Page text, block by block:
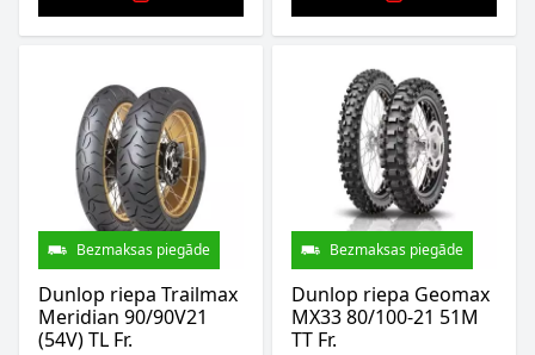
Bezmaksas piegāde
Dunlop riepa Trailmax
Meridian 90/90V21
(54V) TL Fr.
Bezmaksas piegāde
Dunlop riepa Geomax
MX33 80/100-21 51M
TT Fr.